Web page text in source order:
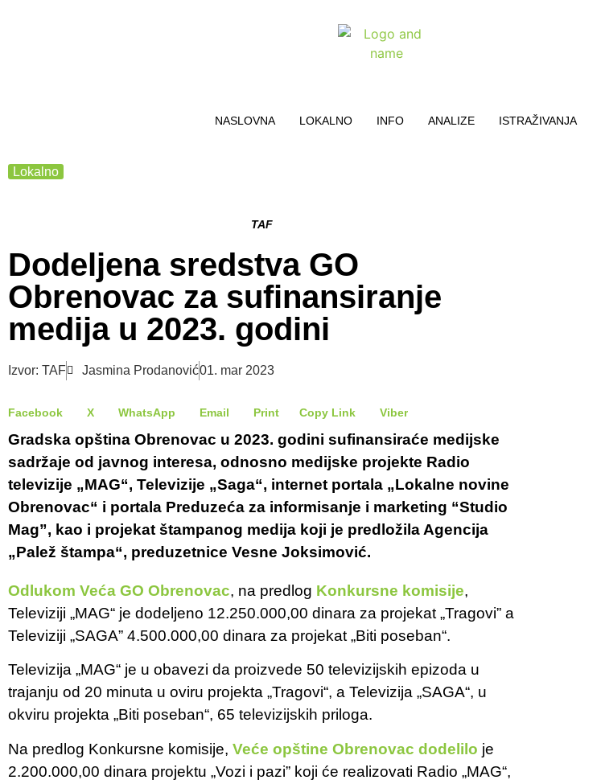
NASLOVNA LOKALNO INFO ANALIZE ISTRAŽIVANJA
Lokalno
TAF
Dodeljena sredstva GO
Obrenovac za sufinansiranje
medija u 2023. godini
Izvor: TAF Jasmina Prodanović01. mar 2023
Facebook X WhatsApp Email Print Copy Link Viber
Gradska opština Obrenovac u 2023. godini sufinansiraće medijske
sadržaje od javnog interesa, odnosno medijske projekte Radio
televizije „MAG“, Televizije „Saga“, internet portala „Lokalne novine
Obrenovac“ i portala Preduzeća za informisanje i marketing “Studio
Mag”, kao i projekat štampanog medija koji je predložila Agencija
„Palež štampa“, preduzetnice Vesne Joksimović.
Odlukom Veća GO Obrenovac, na predlog Konkursne komisije,
Televiziji „MAG“ je dodeljeno 12.250.000,00 dinara za projekat „Tragovi” a
Televiziji „SAGA” 4.500.000,00 dinara za projekat „Biti poseban“.
Televizija „MAG“ je u obavezi da proizvede 50 televizijskih epizoda u
trajanju od 20 minuta u oviru projekta „Tragovi“, a Televizija „SAGA“, u
okviru projekta „Biti poseban“, 65 televizijskih priloga.
Na predlog Konkursne komisije, Veće opštine Obrenovac dodelilo je
2.200.000,00 dinara projektu „Vozi i pazi” koji će realizovati Radio „MAG“,